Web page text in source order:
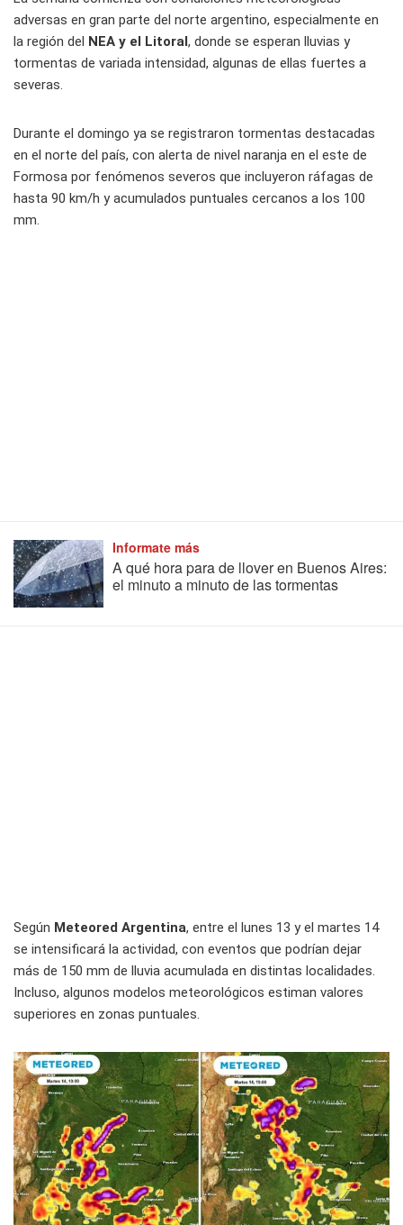
adversas en gran parte del norte argentino, especialmente en
la región del NEA y el Litoral, donde se esperan lluvias y
tormentas de variada intensidad, algunas de ellas fuertes a
severas.
Durante el domingo ya se registraron tormentas destacadas
en el norte del país, con alerta de nivel naranja en el este de
Formosa por fenómenos severos que incluyeron ráfagas de
hasta 90 km/h y acumulados puntuales cercanos a los 100
mm.
Informate más
A qué hora para de llover en Buenos Aires:
el minuto a minuto de las tormentas
Según Meteored Argentina, entre el lunes 13 y el martes 14
se intensificará la actividad, con eventos que podrían dejar
más de 150 mm de lluvia acumulada en distintas localidades.
Incluso, algunos modelos meteorológicos estiman valores
superiores en zonas puntuales.